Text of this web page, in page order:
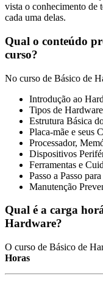
vista o conhecimento de
cada uma delas.
Qual o conteúdo
curso?
No curso de Básico de
Introdução ao
Tipos de Hardware
Estrutura Básica
Placa-mãe e seus
Processador,
Dispositivos
Ferramentas e
Passo a Passo
Manutenção
Qual é a carga
Hardware?
O curso de Básico de
Horas